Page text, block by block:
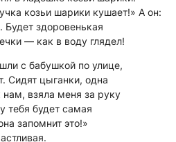
козьи шарики кушает!» А он:
здоровенькая
— как в воду глядел!
с бабушкой по улице,
Сидят цыганки, одна
нам, взяла меня за руку
тебя будет самая
запомнит это!»